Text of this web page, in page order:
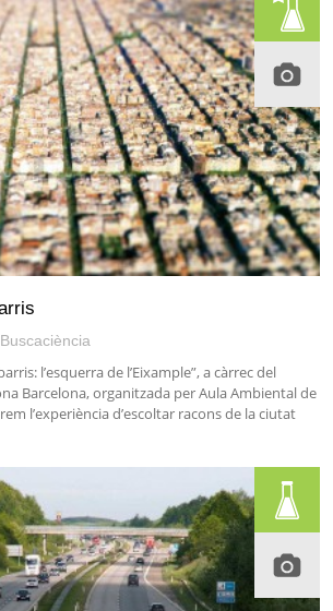
Buscaciència
l’esquerra de l’Eixample”, a càrrec del
Barcelona, organitzada per Aula Ambiental de
l’experiència d’escoltar racons de la ciutat